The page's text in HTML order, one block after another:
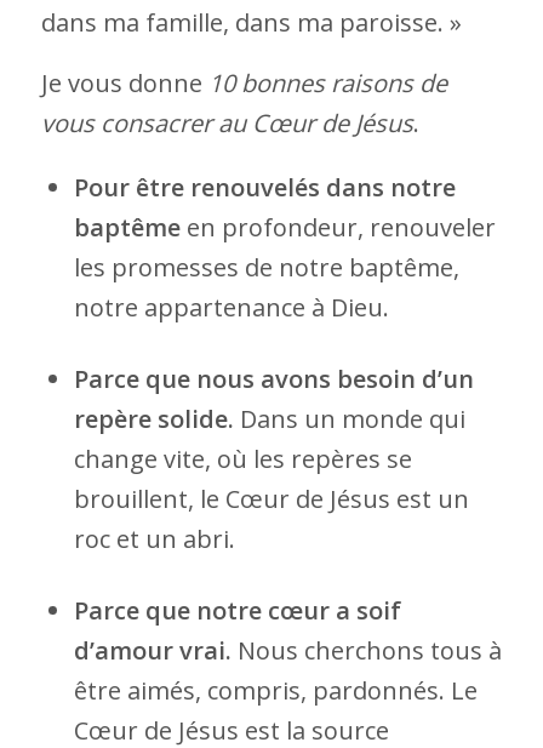
dans ma famille, dans ma paroisse. »
Je vous donne 10 bonnes raisons de
vous consacrer au Cœur de Jésus.
Pour être renouvelés dans notre
baptêmeen profondeur, renouveler
les promesses de notre baptême,
notre appartenance à Dieu.
Parce que nous avons besoin d’un
repère solide. Dans un monde qui
change vite, où les repères se
brouillent, le Cœur de Jésus est un
roc et un abri.
Parce que notre cœur a soif
d’amour vrai. Nous cherchons tous à
être aimés, compris, pardonnés. Le
Cœur de Jésus est la source